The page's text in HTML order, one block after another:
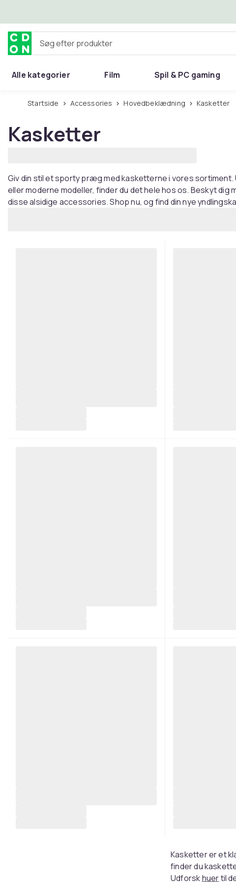
Søg efter produkter
Alle kategorier Film Spil & PC gaming
Hjem & have
Startside Accessories Hovedbeklædning Kasketter
Kasketter
Giv din stil et sporty præg med kasketterne i vores
eller moderne modeller, finder du det hele hos os. Beskyt dig
disse alsidige accessories. Shop nu, og find din nye
Kasketter er et
finder du
Udforskhuertil